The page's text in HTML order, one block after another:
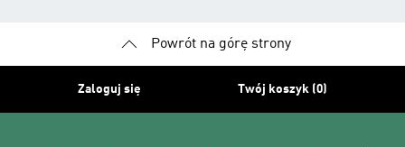
Powrót na górę strony
Zaloguj się Twój koszyk (0)